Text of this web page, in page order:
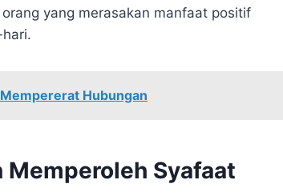
yang merasakan manfaat positif
Hubungan
Memperoleh Syafaat